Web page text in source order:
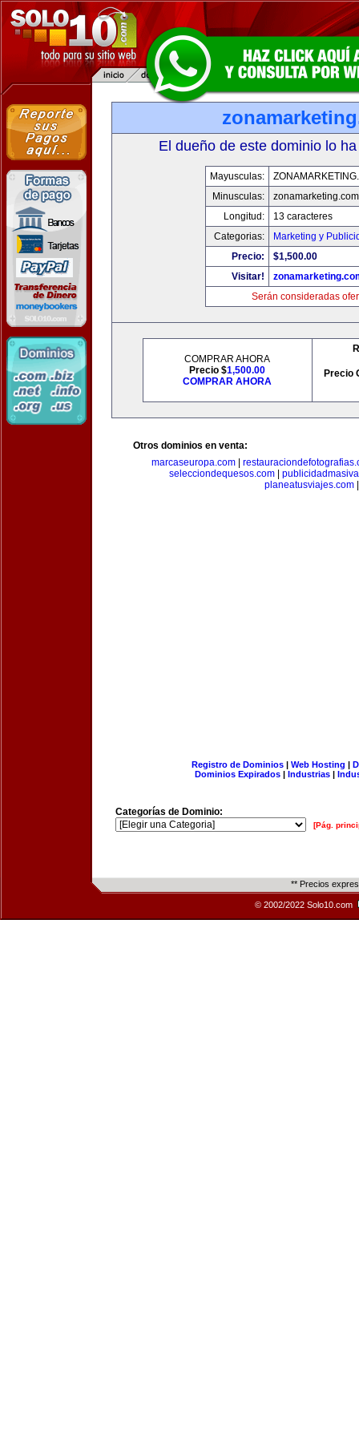
El dueño de este dominio lo
Mayusculas:
Minusculas:
zonamarketing.com
Longitud:
13 caracteres
Categorias:
Marketing y
Precio:
$1,500.00
Visitar!
Serán consideradas
COMPRAR AHORA
Precio $1,500.00
COMPRAR AHORA
Precio
Otros dominios en venta:
marcaseuropa.com|
selecciondequesos.com
planeatusviajes.com
Registro de Dominios| Web Hosting |
Dominios Expirados | Industrias |
Categorías de Dominio:
[Pág.
** Precios
© 2002/2022 Solo10.com